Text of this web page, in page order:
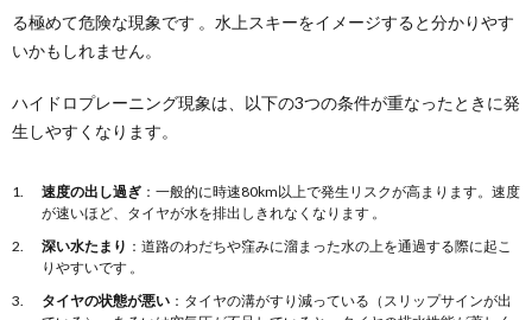
る極めて危険な現象です 。水上スキーをイメージすると分かりやす
いかもしれません。
ハイドロプレーニング現象は、以下の3つの条件が重なったときに発
生しやすくなります。
速度の出し過ぎ ：一般的に時速80km以上で発生リスクが高まります。速度
が速いほど、タイヤが水を排出しきれなくなります 。
深い水たまり ：道路のわだちや窪みに溜まった水の上を通過する際に起こ
りやすいです 。
タイヤの状態が悪い ：タイヤの溝がすり減っている（スリップサインが出